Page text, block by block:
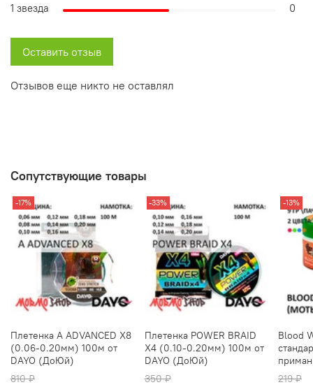
Отзывов еще никто не оставлял
1 звезда
0
Оставить отзыв
Сопутствующие товары
-17%
Плетенка A ADVANCED X8
(0.06-0.20мм) 100м от
DAYO (ДоЮй)
810 ₽
-33%
Плетенка POWER BRAID
X4 (0.10-0.20мм) 100м от
DAYO (ДоЮй)
350 ₽
-13%
Blood
219 ₽